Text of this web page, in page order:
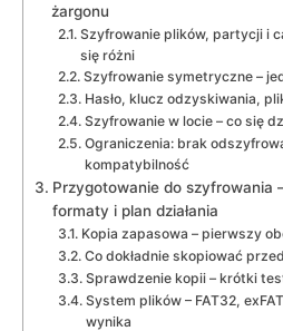
żargonu
Szyfrowanie plików, partycji i
się różni
Szyfrowanie symetryczne –
Hasło, klucz odzyskiwania,
Szyfrowanie w locie – co się
Ograniczenia: brak
kompatybilność
Przygotowanie do szyfrowania
formaty i plan działania
Kopia zapasowa – pierwszy
Co dokładnie skopiować
Sprawdzenie kopii – krótki
System plików – FAT32,
wynika